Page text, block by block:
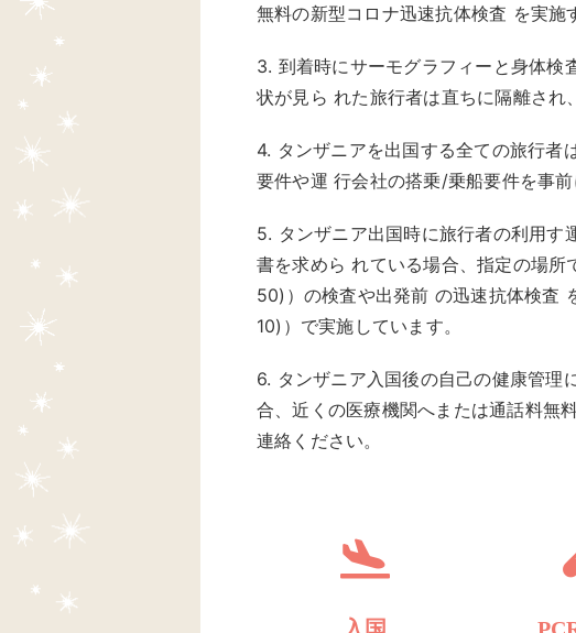
無料の新型コロナ迅速抗体検査 を実施
3. 到着時にサーモグラフィーと身体検
状が見ら れた旅行者は直ちに隔離され
4. タンザニアを出国する全ての旅行者
要件や運 行会社の搭乗/乗船要件を事
5. タンザニア出国時に旅行者の利用す
書を求めら れている場合、指定の場
50)）の検査や出発前 の迅速抗体検査
10)）で実施しています。
6. タンザニア入国後の自己の健康管理
合、近くの医療機関へまたは通話料無
連絡ください。